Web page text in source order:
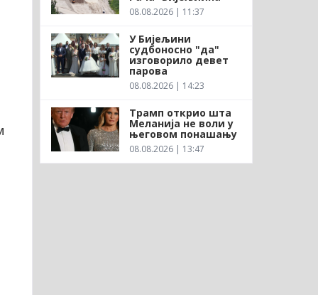
08.08.2026 | 11:37
У Бијељини
судбоносно "да"
изговорило девет
парова
08.08.2026 | 14:23
Трамп открио шта
Меланија не воли у
његовом понашању
08.08.2026 | 13:47